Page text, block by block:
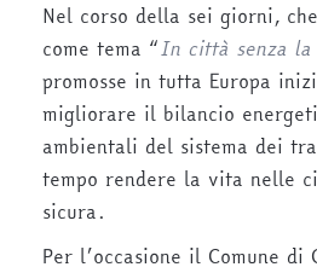
Nel corso della sei giorni,
come tema “In città senza la
promosse in tutta Europa
migliorare il bilancio
ambientali del sistema dei
tempo rendere la vita nelle
sicura.
Per l’occasione il Comune di